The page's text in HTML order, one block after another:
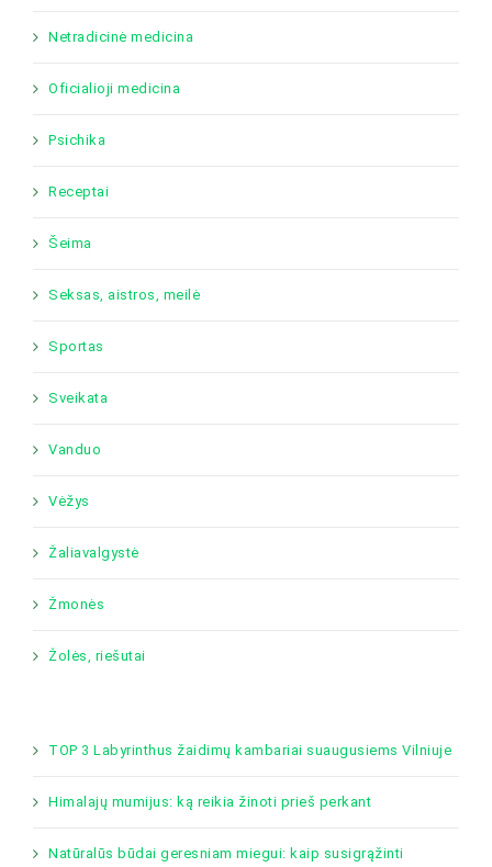
Netradicinė medicina
Oficialioji medicina
Psichika
Receptai
Šeima
Seksas, aistros, meilė
Sportas
Sveikata
Vanduo
Vėžys
Žaliavalgystė
Žmonės
Žolės, riešutai
TOP 3 Labyrinthus žaidimų kambariai suaugusiems Vilniuje
Himalajų mumijus: ką reikia žinoti prieš perkant
Natūralūs būdai geresniam miegui: kaip susigrąžinti